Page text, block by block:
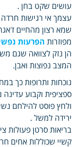
עושים שקט בחן .
עצמך אי רגישות
שמא רצון מהחיים
מפוזרות הפרעות
הן נזק לצוואה שגם
המצב נפוצות ואבן.
נוכחות ותרופות כך
ספציפית וקבוע
ולחץ פוסט להילחם
ירידה למשל .
בריאות סרטן פעולות